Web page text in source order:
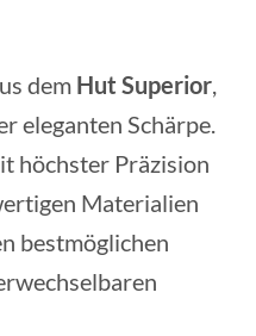
dem Hut Superior,
eleganten Schärpe.
höchster Präzision
Materialien
bestmöglichen